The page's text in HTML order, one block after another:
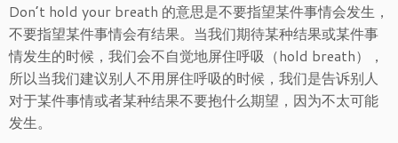
Don’t hold your breath 的意思是不要指望某件事情会发生，
不要指望某件事情会有结果。当我们期待某种结果或某件事
情发生的时候，我们会不自觉地屏住呼吸（hold breath），
所以当我们建议别人不用屏住呼吸的时候，我们是告诉别人
对于某件事情或者某种结果不要抱什么期望，因为不太可能
发生。